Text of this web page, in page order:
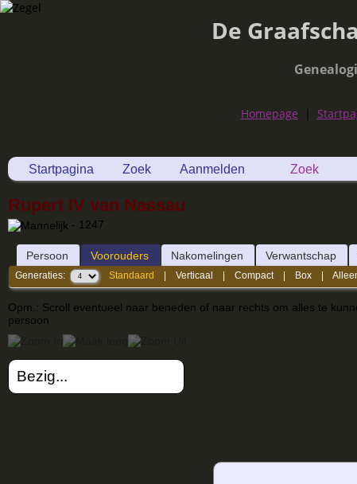
De
Homepage
Startpagina Zoek Aanmelden Zoek
Rupert IV van Nassau
- 1247
Persoon Voorouders Nakomelingen Verwantschap
Generaties: Standaard |Verticaal |Compact| Box |
Opm.: Scroll eventueel naar beneden of naar rechts om alles te
persoon
Bezig...